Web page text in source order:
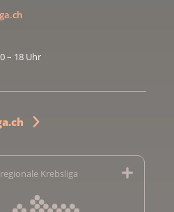
– 18 Uhr
Krebsliga